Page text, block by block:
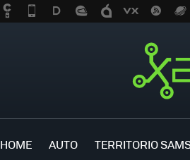
HOME AUTO TERRITORIO